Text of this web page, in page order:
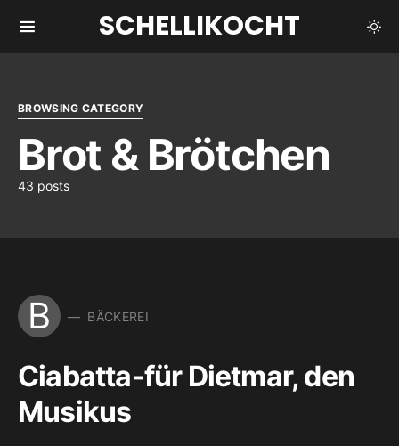
SCHELLIKOCHT
BROWSING CATEGORY
Brot & Brötchen
43 posts
B BÄCKEREI
Ciabatta-für Dietmar, den
Musikus